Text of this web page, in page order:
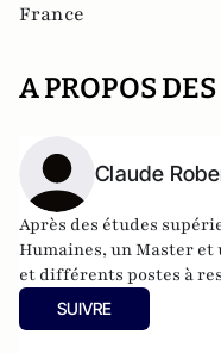
France
A PROPOS
Claude
Après des études
Humaines, un Master
et différents postes à
études de marché, du
Claude Robert est
SUIVRE